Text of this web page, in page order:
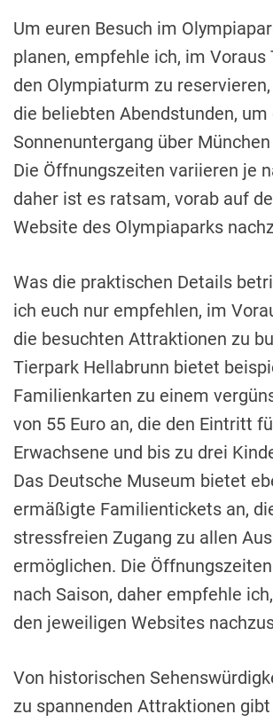
Um euren Besuch im
planen, empfehle ich, im
den Olympiaturm zu
die beliebten Abendstunden, um
Sonnenuntergang über
Die Öffnungszeiten variieren je
daher ist es ratsam, vorab auf
Website des Olympiaparks
Was die praktischen Details
ich euch nur empfehlen, im
die besuchten Attraktionen zu
Tierpark Hellabrunn bietet
Familienkarten zu einem
von 55 Euro an, die den Eintritt
Erwachsene und bis zu drei
Das Deutsche Museum bietet
ermäßigte Familientickets an,
stressfreien Zugang zu allen
ermöglichen. Die
nach Saison, daher empfehle
den jeweiligen Websites
Von historischen
zu spannenden Attraktionen